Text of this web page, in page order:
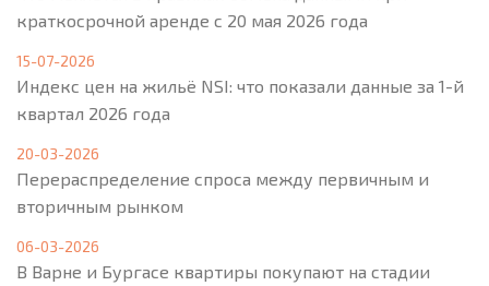
краткосрочной аренде с 20 мая 2026 года
15-07-2026
Индекс цен на жильё NSI: что показали данные за 1-й
квартал 2026 года
20-03-2026
Перераспределение спроса между первичным и
вторичным рынком
06-03-2026
В Варне и Бургасе квартиры покупают на стадии